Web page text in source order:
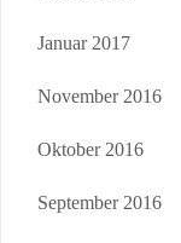
Januar 2017
November 2016
Oktober 2016
September 2016